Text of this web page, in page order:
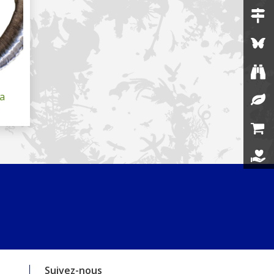
Suivez-nous